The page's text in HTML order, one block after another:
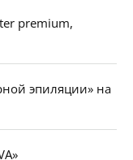
premium,
эпиляции» на